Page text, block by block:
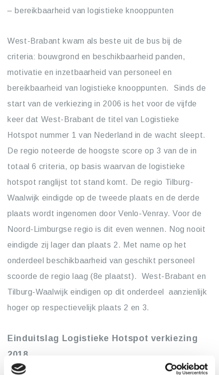
– bereikbaarheid van logistieke knooppunten
West-Brabant kwam als beste uit de bus bij de
criteria: bouwgrond en beschikbaarheid panden,
motivatie en inzetbaarheid van personeel en
bereikbaarheid van logistieke knooppunten. Sinds de
start van de verkiezing in 2006 is het voor de vijfde
keer dat West-Brabant de titel van Logistieke
Hotspot nummer 1 van Nederland in de wacht sleept.
De regio noteerde de hoogste score op 3 van de in
totaal 6 criteria, op basis waarvan de logistieke
hotspot ranglijst tot stand komt. De regio Tilburg-
Waalwijk eindigde op de tweede plaats en de derde
plaats wordt ingenomen door Venlo-Venray. Voor de
Noord-Limburgse regio is dit even wennen. Nog nooit
eindigde zij lager dan plaats 2. Met name op het
onderdeel beschikbaarheid van geschikt personeel
scoorde de regio laag (8e plaatst). West-Brabant en
Tilburg-Waalwijk eindigen op dit onderdeel aanzienlijk
hoger op respectievelijk plaats 2 en 3.
Einduitslag Logistieke Hotspot verkiezing
2018
(1*) West-Brabant (Oosterhout-Breda-Roosendaal-